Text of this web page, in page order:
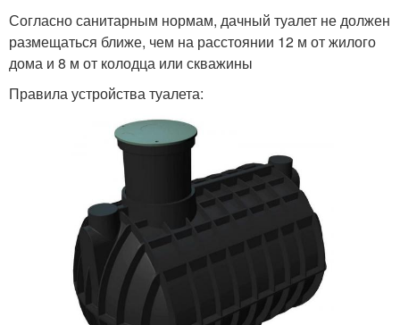
Согласно санитарным нормам, дачный туалет не должен
размещаться ближе, чем на расстоянии 12 м от жилого
дома и 8 м от колодца или скважины
Правила устройства туалета: